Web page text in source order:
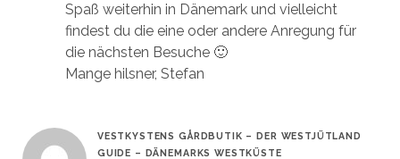
Spaß weiterhin in Dänemark und vielleicht
findest du die eine oder andere Anregung für
die nächsten Besuche 🙂
Mange hilsner, Stefan
VESTKYSTENS GÅRDBUTIK – DER WESTJÜTLAND
GUIDE – DÄNEMARKS WESTKÜSTE